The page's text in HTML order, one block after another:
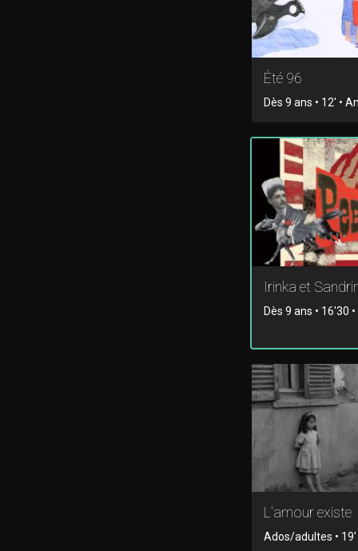
Été 96
Dès 9 ans • 12' •
Irinka et
Dès 9 ans • 16'30
L'amour existe
Ados/adultes •